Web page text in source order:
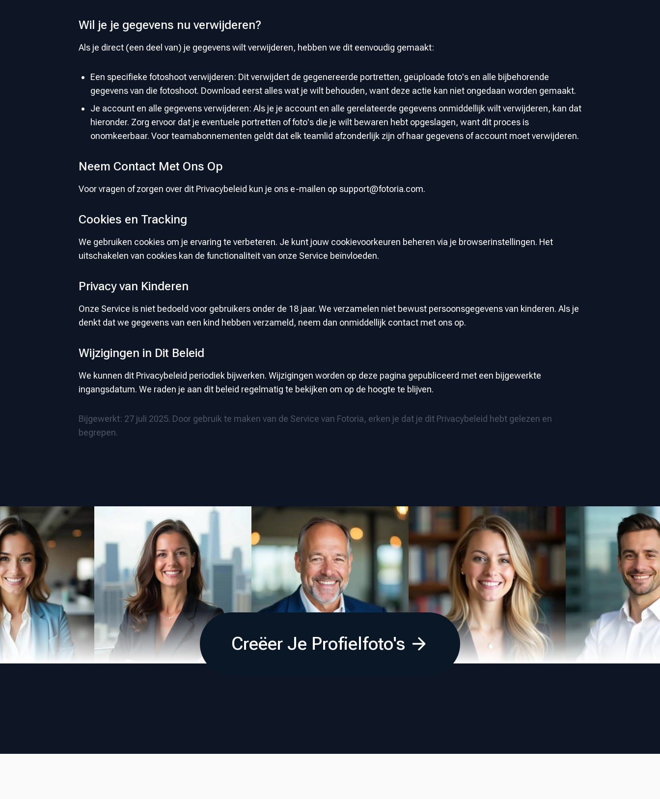
Wil je je gegevens nu verwijderen?
Als je direct (een deel van) je gegevens wilt verwijderen, hebben we dit eenvoudig gemaakt:
Een specifieke fotoshoot verwijderen: Dit verwijdert de gegenereerde portretten, geüploade foto's en alle bijbehorende
gegevens van die fotoshoot. Download eerst alles wat je wilt behouden, want deze actie kan niet ongedaan worden gemaakt.
Je account en alle gegevens verwijderen: Als je je account en alle gerelateerde gegevens onmiddellijk wilt verwijderen, kan dat
hieronder. Zorg ervoor dat je eventuele portretten of foto's die je wilt bewaren hebt opgeslagen, want dit proces is
onomkeerbaar. Voor teamabonnementen geldt dat elk teamlid afzonderlijk zijn of haar gegevens of account moet verwijderen.
Neem Contact Met Ons Op
Voor vragen of zorgen over dit Privacybeleid kun je ons e-mailen op support@fotoria.com.
Cookies en Tracking
We gebruiken cookies om je ervaring te verbeteren. Je kunt jouw cookievoorkeuren beheren via je browserinstellingen. Het
uitschakelen van cookies kan de functionaliteit van onze Service beïnvloeden.
Privacy van Kinderen
Onze Service is niet bedoeld voor gebruikers onder de 18 jaar. We verzamelen niet bewust persoonsgegevens van kinderen. Als je
denkt dat we gegevens van een kind hebben verzameld, neem dan onmiddellijk contact met ons op.
Wijzigingen in Dit Beleid
We kunnen dit Privacybeleid periodiek bijwerken. Wijzigingen worden op deze pagina gepubliceerd met een bijgewerkte
ingangsdatum. We raden je aan dit beleid regelmatig te bekijken om op de hoogte te blijven.
Bijgewerkt: 27 juli 2025. Door gebruik te maken van de Service van Fotoria, erken je dat je dit Privacybeleid hebt gelezen en
begrepen.
Creëer Je Profielfoto's